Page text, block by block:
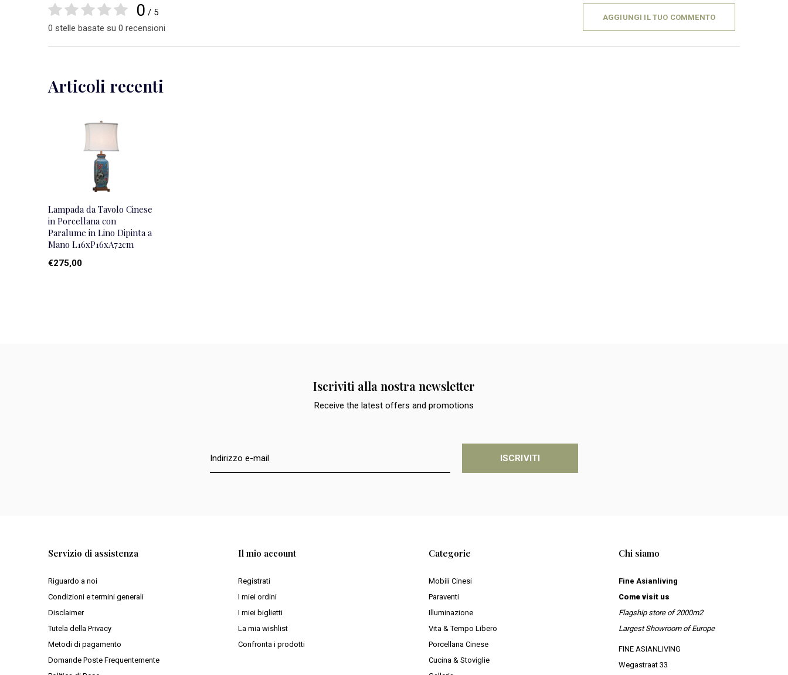
0 / 5
0 stelle basate su 0 recensioni
AGGIUNGI IL TUO COMMENTO
Articoli recenti
Lampada da Tavolo Cinese
in Porcellana con
Paralume in Lino Dipinta a
Mano L16xP16xA72cm
€275,00
Iscriviti alla nostra newsletter
Receive the latest offers and promotions
ISCRIVITI
Servizio di assistenza
Riguardo a noi
Condizioni e termini generali
Disclaimer
Tutela della Privacy
Metodi di pagamento
Domande Poste Frequentemente
Il mio account
Registrati
I miei ordini
I miei biglietti
La mia wishlist
Confronta i prodotti
Categorie
Mobili Cinesi
Paraventi
Illuminazione
Vita & Tempo Libero
Porcellana Cinese
Cucina & Stoviglie
Chi siamo
Fine Asianliving
Come visit us
Flagship store of 2000m2
Largest Showroom of Europe
FINE ASIANLIVING
Wegastraat 33